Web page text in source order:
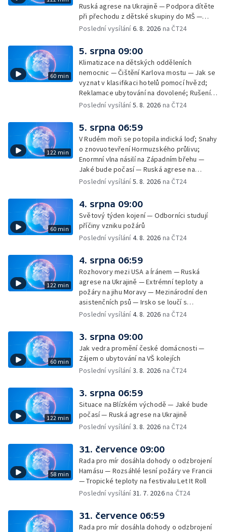
Ruská agrese na Ukrajině — Podpora dítěte
při přechodu z dětské skupiny do MŠ —
Filmové premiéry týdne — Dvě deci tuše v
rakovinu prsu
Poslední vysílání6. 8. 2026 na ČT24
60 min
5. srpna 09:00
Klimatizace na dětských odděleních
nemocnic — Čištění Karlova mostu — Jak se
vyznat v klasifikaci hotelů pomocí hvězd;
Reklamace ubytování na dovolené; Rušení
dovolené kvůli přírodním živlům; Práva
na dovolené v zahraničí; Platby a výběry na
dovolené v zahraničí — Těžba léčivé rašeliny
u Malé Morávky
Poslední vysílání5. 8. 2026 na ČT24
122 min
5. srpna 06:59
V Rudém moři se potopila indická loď; Snahy
o znovuotevření Hormuzského průlivu;
Enormní vlna násilí na Západním břehu —
Jaké bude počasí — Ruská agrese na
Ukrajině — Vliv veder na lidské orgány — Při
— Třem obcím na Brněnsku dočasně došla
pitná voda — SP v orientačním běhu v Česku
— Horko a požáry sužují Evropu — Rybářský
příměstský tábor
Poslední vysílání5. 8. 2026 na ČT24
60 min
4. srpna 09:00
Světový týden kojení — Odborníci studují
příčiny vzniku požárů
Poslední vysílání4. 8. 2026 na ČT24
122 min
4. srpna 06:59
Rozhovory mezi USA a Íránem — Ruská
agrese na Ukrajině — Extrémní teploty a
požáry na jihu Moravy — Mezinárodní den
asistenčních psů — Irsko se loučí s
hudebníkem Glenem Hansardem
Poslední vysílání4. 8. 2026 na ČT24
60 min
3. srpna 09:00
Jak vedra promění české domácnosti —
Zájem o ubytování na VŠ kolejích
Poslední vysílání3. 8. 2026 na ČT24
122 min
3. srpna 06:59
Situace na Blízkém východě — Jaké bude
počasí — Ruská agrese na Ukrajině
Poslední vysílání3. 8. 2026 na ČT24
58 min
31. července 09:00
Rada pro mír dosáhla dohody o odzbrojení
Hamásu — Rozsáhlé lesní požáry ve Francii
— Tropické teploty na festivalu Let It Roll
Poslední vysílání31. 7. 2026na ČT24
31. července 06:59
Rada pro mír dosáhla dohody o odzbrojení